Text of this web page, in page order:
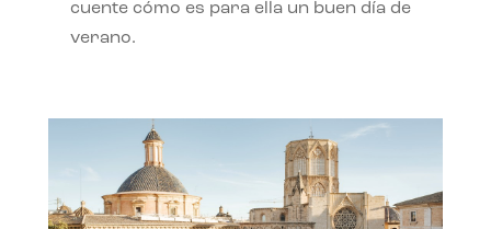
cuente cómo es para ella un buen día de
verano.